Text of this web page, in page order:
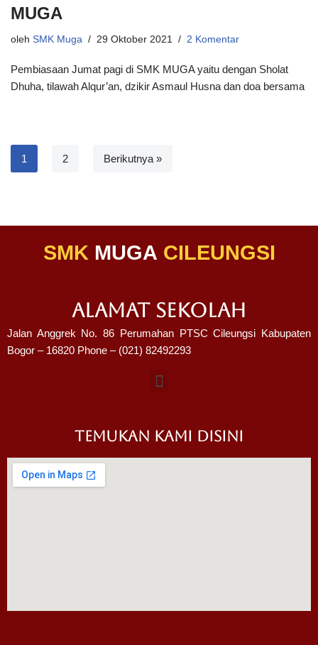
MUGA
oleh SMK Muga 29 Oktober 2021 2 Komentar
Pembiasaan Jumat pagi di SMK MUGA yaitu dengan Sholat
Dhuha, tilawah Alqur’an, dzikir Asmaul Husna dan doa bersama
1 2 Berikutnya »
SMK MUGA CILEUNGSI
ALAMAT SEKOLAH
Jalan Anggrek No. 86 Perumahan PTSC Cileungsi Kabupaten
Bogor – 16820 Phone – (021) 82492293
TEMUKAN KAMI DISINI